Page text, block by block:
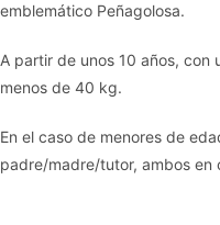
emblemático Peñagolosa.
A partir de unos 10 años, con
menos de 40 kg.
En el caso de menores de
padre/madre/tutor, ambos